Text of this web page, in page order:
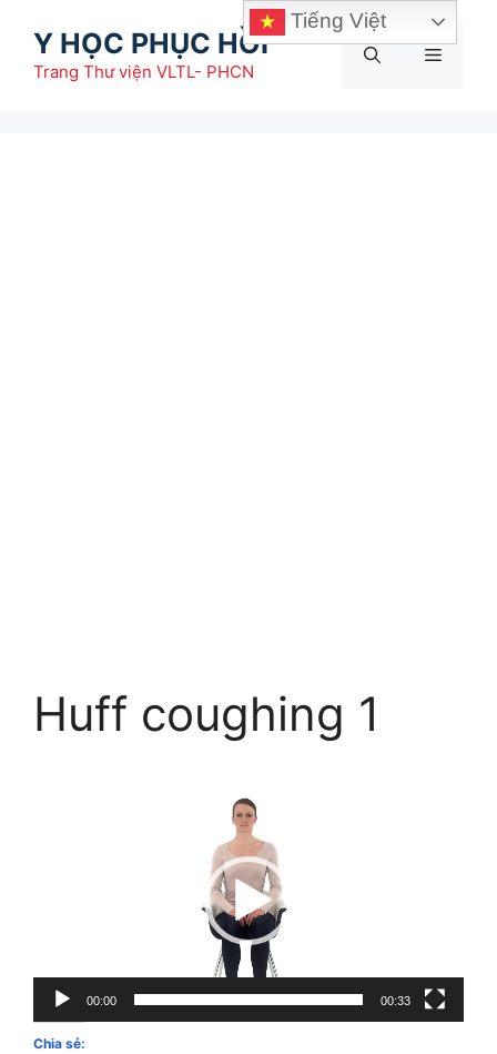
Y HỌC PHỤC HỒI
Trang Thư viện VLTL- PHCN
Menu
Huff coughing 1
00:00 00:33
Chia sẻ:
Tiếng Việt